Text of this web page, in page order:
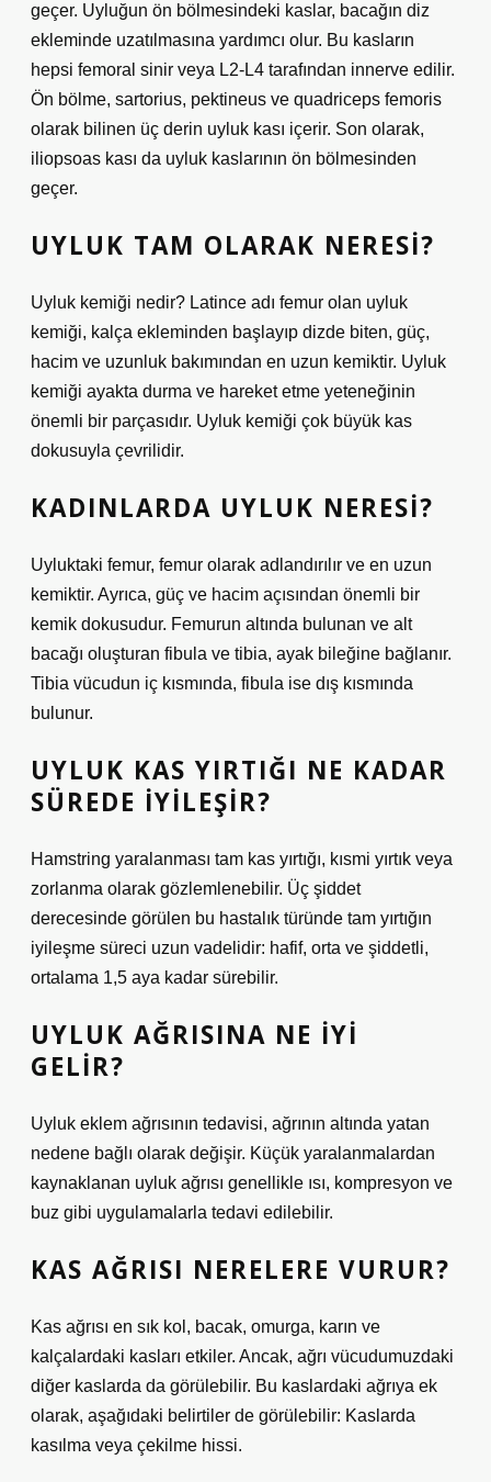
geçer. Uyluğun ön bölmesindeki kaslar, bacağın diz
ekleminde uzatılmasına yardımcı olur. Bu kasların
hepsi femoral sinir veya L2-L4 tarafından innerve edilir.
Ön bölme, sartorius, pektineus ve quadriceps femoris
olarak bilinen üç derin uyluk kası içerir. Son olarak,
iliopsoas kası da uyluk kaslarının ön bölmesinden
geçer.
UYLUK TAM OLARAK NERESI?
Uyluk kemiği nedir? Latince adı femur olan uyluk
kemiği, kalça ekleminden başlayıp dizde biten, güç,
hacim ve uzunluk bakımından en uzun kemiktir. Uyluk
kemiği ayakta durma ve hareket etme yeteneğinin
önemli bir parçasıdır. Uyluk kemiği çok büyük kas
dokusuyla çevrilidir.
KADINLARDA UYLUK NERESI?
Uyluktaki femur, femur olarak adlandırılır ve en uzun
kemiktir. Ayrıca, güç ve hacim açısından önemli bir
kemik dokusudur. Femurun altında bulunan ve alt
bacağı oluşturan fibula ve tibia, ayak bileğine bağlanır.
Tibia vücudun iç kısmında, fibula ise dış kısmında
bulunur.
UYLUK KAS YIRTIĞI NE KADAR
SÜREDE IYILEŞIR?
Hamstring yaralanması tam kas yırtığı, kısmi yırtık veya
zorlanma olarak gözlemlenebilir. Üç şiddet
derecesinde görülen bu hastalık türünde tam yırtığın
iyileşme süreci uzun vadelidir: hafif, orta ve şiddetli,
ortalama 1,5 aya kadar sürebilir.
UYLUK AĞRISINA NE IYI
GELIR?
Uyluk eklem ağrısının tedavisi, ağrının altında yatan
nedene bağlı olarak değişir. Küçük yaralanmalardan
kaynaklanan uyluk ağrısı genellikle ısı, kompresyon ve
buz gibi uygulamalarla tedavi edilebilir.
KAS AĞRISI NERELERE VURUR?
Kas ağrısı en sık kol, bacak, omurga, karın ve
kalçalardaki kasları etkiler. Ancak, ağrı vücudumuzdaki
diğer kaslarda da görülebilir. Bu kaslardaki ağrıya ek
olarak, aşağıdaki belirtiler de görülebilir: Kaslarda
kasılma veya çekilme hissi.